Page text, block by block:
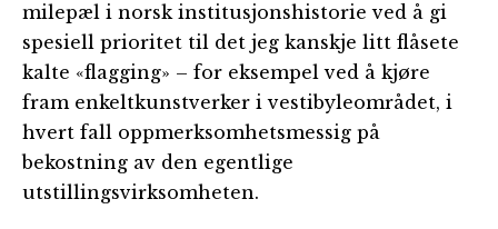
milepæl i norsk institusjonshistorie ved å gi
spesiell prioritet til det jeg kanskje litt flåsete
kalte «flagging» – for eksempel ved å kjøre
fram enkeltkunstverker i vestibyleområdet, i
hvert fall oppmerksomhetsmessig på
bekostning av den egentlige
utstillingsvirksomheten.